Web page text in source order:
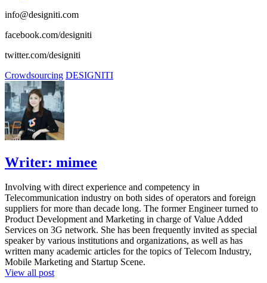
info@designiti.com
facebook.com/designiti
twitter.com/designiti
Crowdsourcing DESIGNITI
Writer: mimee
Involving with direct experience and competency in
Telecommunication industry on both sides of operators and foreign
suppliers for more than decade long. The former Engineer turned to
Product Development and Marketing in charge of Value Added
Services on 3G network. She has been frequently invited as special
speaker by various institutions and organizations, as well as has
written many academic articles for the topics of Telecom Industry,
Mobile Marketing and Startup Scene.
View all post